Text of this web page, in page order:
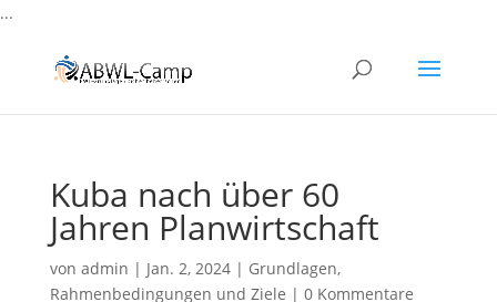
...
Kuba nach über 60
Jahren Planwirtschaft
von admin | Jan. 2, 2024| Grundlagen,
Rahmenbedingungen und Ziele | 0 Kommentare